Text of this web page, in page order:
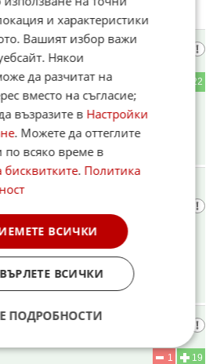
22
е на ум , че някой ще тръгне да
в Алианса не е сам
от бвп
на нови заеми
19
1
и характеристики
Вашият избор важи
Някои
да разчитат на
вместо на съгласие;
възразите в Настройки
. Можете да оттеглите
по всяко време в
. Политика
ВСИЧКИ
ВСИЧКИ
ПОДРОБНОСТИ